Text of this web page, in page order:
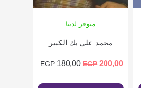
متوفر لدينا
محمد على بك الكبير
200,00
EGP
180,00
EGP